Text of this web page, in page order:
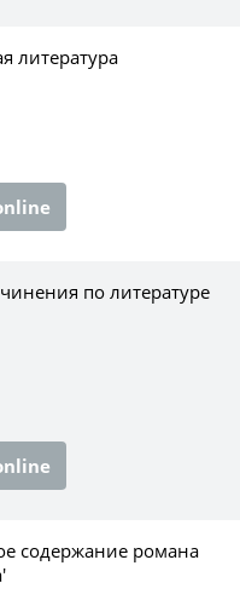
литература
по литературе
содержание романа